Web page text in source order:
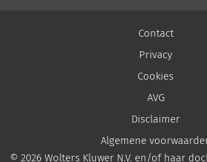
Contact
Privacy
Cookies
AVG
Disclaimer
Algemene
© 2026 Wolters Kluwer N.V. en/of haar